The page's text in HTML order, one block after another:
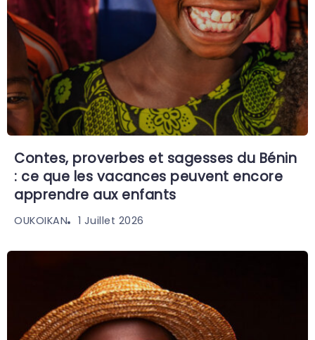
Contes, proverbes et sagesses du Bénin
: ce que les vacances peuvent encore
apprendre aux enfants
OUKOIKAN 1 Juillet 2026